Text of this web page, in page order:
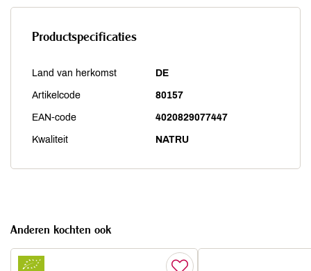
Productspecificaties
Land van herkomst DE
Artikelcode 80157
EAN-code 4020829077447
Kwaliteit NATRU
Anderen kochten ook